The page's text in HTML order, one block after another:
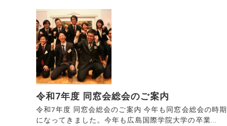
令和7年度 同窓会総会のご案内
令和7年度 同窓会総会のご案内 今年も同窓会総会の時期
になってきました。今年も広島国際学院大学の卒業...